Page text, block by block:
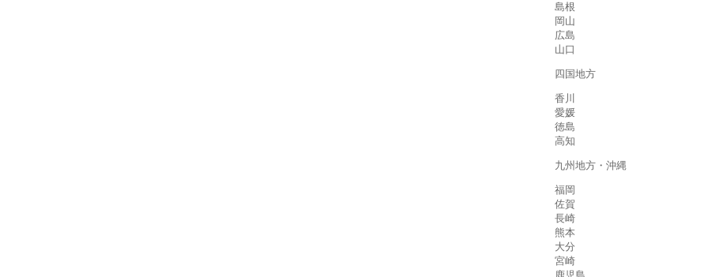
島根
岡山
広島
山口
四国地方
香川
愛媛
徳島
高知
九州地方・沖縄
福岡
佐賀
長崎
熊本
大分
宮崎